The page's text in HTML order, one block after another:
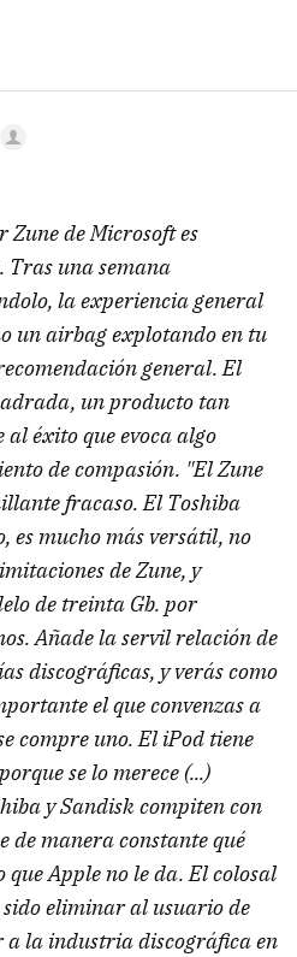
de Microsoft es
Tras una semana
la experiencia general
un airbag explotando en tu
general. El
un producto tan
éxito que evoca algo
de compasión. "El Zune
fracaso. El Toshiba
es mucho más versátil, no
de Zune, y
de treinta Gb. por
Añade la servil relación de
discográficas, y verás como
el que convenzas a
compre uno. El iPod tiene
se lo merece (...)
y Sandisk compiten con
de manera constante qué
que Apple no le da. El colosal
eliminar al usuario de
a la industria discográfica en